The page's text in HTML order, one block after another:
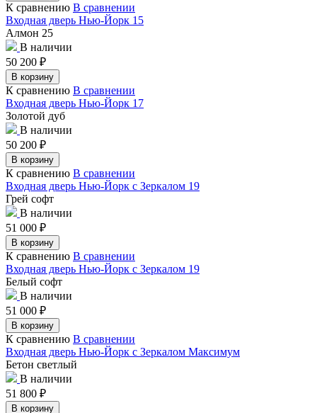
К сравнению В сравнении
Входная дверь Нью-Йорк 15
Алмон 25
В наличии
50 200 ₽
В корзину
К сравнению В сравнении
Входная дверь Нью-Йорк 17
Золотой дуб
В наличии
50 200 ₽
В корзину
К сравнению В сравнении
Входная дверь Нью-Йорк с Зеркалом 19
Грей софт
В наличии
51 000 ₽
В корзину
К сравнению В сравнении
Входная дверь Нью-Йорк с Зеркалом 19
Белый софт
В наличии
51 000 ₽
В корзину
К сравнению В сравнении
Входная дверь Нью-Йорк с Зеркалом Максимум
Бетон светлый
В наличии
51 800 ₽
В корзину